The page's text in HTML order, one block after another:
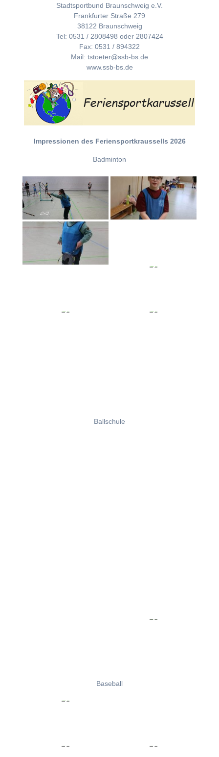
Stadtsportbund Braunschweig e.V.
Frankfurter Straße 279
38122 Braunschweig
Tel: 0531 / 2808498 oder 2807424
Fax: 0531 / 894322
Mail: tstoeter@ssb-bs.de
www.ssb-bs.de
Impressionen des Feriensportkraussells 2026
Badminton
Ballschule
Baseball